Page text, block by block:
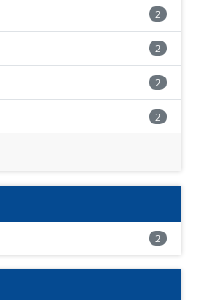
2
2
2
2
2